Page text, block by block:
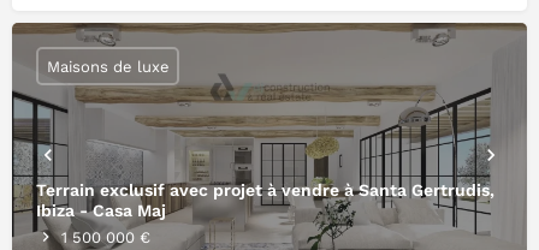
Terrain exclusif avec projet à vendre à Santa Gertrudis,
Ibiza - Casa Maj
1 500 000 €
Maisons de luxe